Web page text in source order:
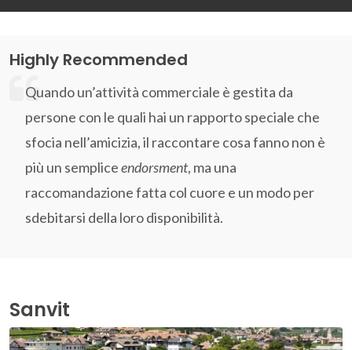
Highly Recommended
Quando un’attività commerciale è gestita da
persone con le quali hai un rapporto speciale che
sfocia nell’amicizia, il raccontare cosa fanno non è
più un sempliceendorsment, ma una
raccomandazione fatta col cuore e un modo per
sdebitarsi della loro disponibilità.
Sanvit